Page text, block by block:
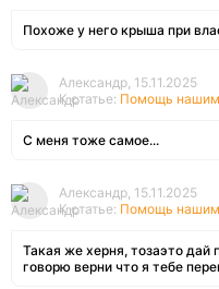
Похоже у него крыша при
Александр, 15.11.2025
К статье: Помощь
С меня тоже самое...
Александр, 15.11.2025
К статье: Помощь
Такая же херня, тозаэто
говорю верни что я тебе